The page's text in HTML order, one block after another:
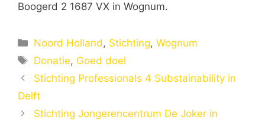
Boogerd 2 1687 VX in Wognum.
Categorieën
Noord Holland, Stichting,Wognum
Tags
Donatie, Goed doel
Stichting Professionals 4 Substainability in
Delft
Stichting Jongerencentrum De Joker in